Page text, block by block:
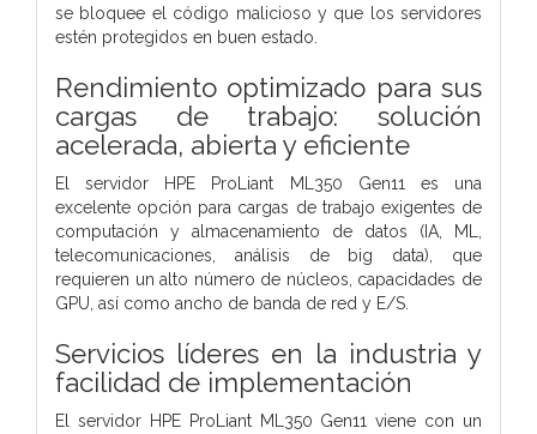
se bloquee el código malicioso y que los servidores
estén protegidos en buen estado.
Rendimiento optimizado para sus
cargas de trabajo: solución
acelerada, abierta y eficiente
El servidor HPE ProLiant ML350 Gen11 es una
excelente opción para cargas de trabajo exigentes de
computación y almacenamiento de datos (IA, ML,
telecomunicaciones, análisis de big data), que
requieren un alto número de núcleos, capacidades de
GPU, así como ancho de banda de red y E/S.
Servicios líderes en la industria y
facilidad de implementación
El servidor HPE ProLiant ML350 Gen11 viene con un